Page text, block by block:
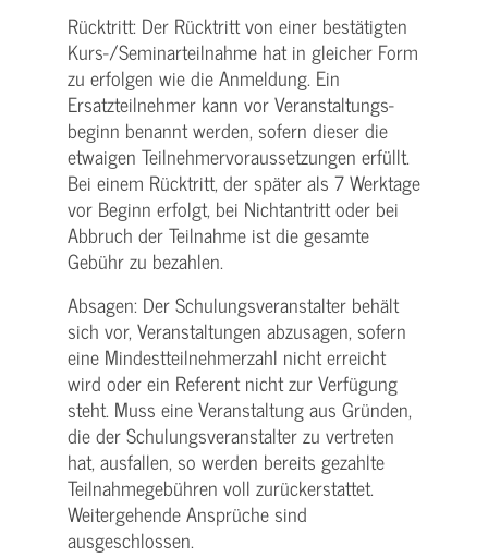
Rücktritt: Der Rücktritt von einer bestätigten
Kurs-/­Seminarteilnahme hat in gleicher Form
zu erfolgen wie die Anmeldung. Ein
Ersatzteilnehmer kann vor Veranstaltungs­
beginn benannt werden, sofern dieser die
etwaigen Teilnehmer­voraussetzungen erfüllt.
Bei einem Rücktritt, der später als 7 Werktage
vor Beginn erfolgt, bei Nichtantritt oder bei
Abbruch der Teilnahme ist die gesamte
Gebühr zu bezahlen.
Absagen: Der Schulungs­veranstalter behält
sich vor, Veranstaltungen abzusagen, sofern
eine Mindest­teilnehmerzahl nicht erreicht
wird oder ein Referent nicht zur Verfügung
steht. Muss eine Veranstaltung aus Gründen,
die der Schulungs­veranstalter zu vertreten
hat, ausfallen, so werden bereits gezahlte
Teilnahme­gebühren voll zurückerstattet.
Weitergehende Ansprüche sind
ausgeschlossen.